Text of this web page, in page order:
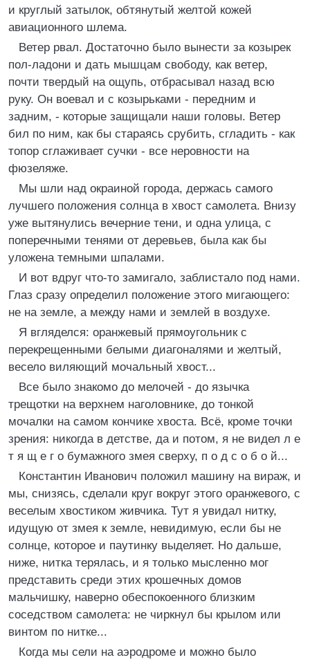
и круглый затылок, обтянутый желтой кожей
авиационного шлема.
Ветер рвал. Достаточно было вынести за козырек
пол-ладони и дать мышцам свободу, как ветер,
почти твердый на ощупь, отбрасывал назад всю
руку. Он воевал и с козырьками - передним и
задним, - которые защищали наши головы. Ветер
бил по ним, как бы стараясь срубить, сгладить - как
топор сглаживает сучки - все неровности на
фюзеляже.
Мы шли над окраиной города, держась самого
лучшего положения солнца в хвост самолета. Внизу
уже вытянулись вечерние тени, и одна улица, с
поперечными тенями от деревьев, была как бы
уложена темными шпалами.
И вот вдруг что-то замигало, заблистало под нами.
Глаз сразу определил положение этого мигающего:
не на земле, а между нами и землей в воздухе.
Я вгляделся: оранжевый прямоугольник с
перекрещенными белыми диагоналями и желтый,
весело виляющий мочальный хвост...
Все было знакомо до мелочей - до язычка
трещотки на верхнем наголовнике, до тонкой
мочалки на самом кончике хвоста. Всё, кроме точки
зрения: никогда в детстве, да и потом, я не видел л е
т я щ е г о бумажного змея сверху, п о д с о б о й...
Константин Иванович положил машину на вираж, и
мы, снизясь, сделали круг вокруг этого оранжевого, с
веселым хвостиком живчика. Тут я увидал нитку,
идущую от змея к земле, невидимую, если бы не
солнце, которое и паутинку выделяет. Но дальше,
ниже, нитка терялась, и я только мысленно мог
представить среди этих крошечных домов
мальчишку, наверно обеспокоенного близким
соседством самолета: не чиркнул бы крылом или
винтом по нитке...
Когда мы сели на аэродроме и можно было